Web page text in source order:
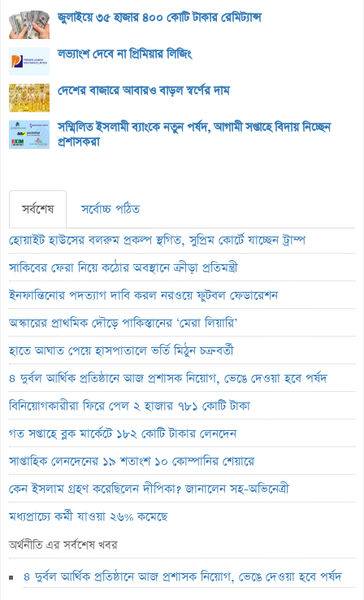
জুলাইয়ে ৩৫ হাজার ৪০০ কোটি টাকার রেমিট্যান্স
লভ্যাংশ দেবে না প্রিমিয়ার লিজিং
দেশের বাজারে আবারও বাড়ল স্বর্ণের দাম
সম্মিলিত ইসলামী ব্যাংকে নতুন পর্ষদ, আগামী সপ্তাহে বিদায় নিচ্ছেন
প্রশাসকরা
সর্বশেষ
সর্বোচ্চ পঠিত
হোয়াইট হাউসের বলরুম প্রকল্প স্থগিত, সুপ্রিম কোর্টে যাচ্ছেন ট্রাম্প
সাকিবের ফেরা নিয়ে কঠোর অবস্থানে ক্রীড়া প্রতিমন্ত্রী
ইনফান্তিনোর পদত্যাগ দাবি করল নরওয়ে ফুটবল ফেডারেশন
অস্কারের প্রাথমিক দৌড়ে পাকিস্তানের ‘মেরা লিয়ারি’
হাতে আঘাত পেয়ে হাসপাতালে ভর্তি মিঠুন চক্রবর্তী
৪ দুর্বল আর্থিক প্রতিষ্ঠানে আজ প্রশাসক নিয়োগ, ভেঙে দেওয়া হবে পর্ষদ
বিনিয়োগকারীরা ফিরে পেল ২ হাজার ৭৮১ কোটি টাকা
গত সপ্তাহে ব্লক মার্কেটে ১৮২ কোটি টাকার লেনদেন
সাপ্তাহিক লেনদেনের ১৯ শতাংশ ১০ কোম্পানির শেয়ারে
কেন ইসলাম গ্রহণ করেছিলেন দীপিকা? জানালেন সহ-অভিনেত্রী
মধ্যপ্রাচ্যে কর্মী যাওয়া ২৬% কমেছে
স্বর্ণ খাতকে আনুষ্ঠানিক শিল্পে আনতে নতুন নীতিমালা
এসআইবিএল থেকেও প্রশাসক প্রত্যাহার
অর্থনীতি এর সর্বশেষ খবর
৪ দুর্বল আর্থিক প্রতিষ্ঠানে আজ প্রশাসক নিয়োগ, ভেঙে দেওয়া হবে পর্ষদ